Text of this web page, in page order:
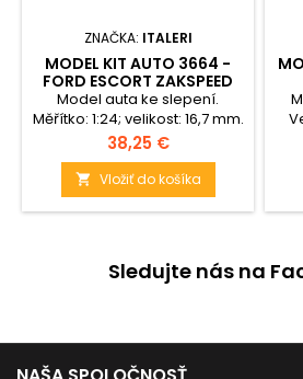
ZNAČKA: ITALERI
MODEL KIT AUTO 3664 -
FORD ESCORT ZAKSPEED
GR. 2 (1:24)
Model auta ke slepení.
Měřítko: 1:24; velikost: 16,7 mm.
Obtížnost: 2.
Cena
38,25 €
 Vložiť do košíka
Sledujte nás na